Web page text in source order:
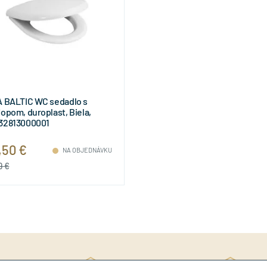
BALTIC WC sedadlo s
duroplast, Biela,
€
€
NA OBJEDNÁVKU